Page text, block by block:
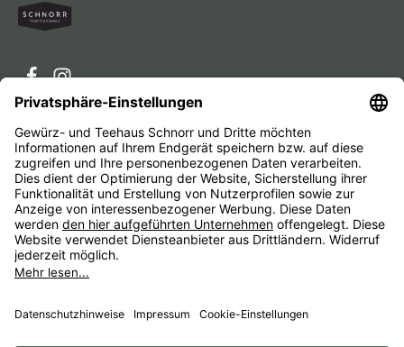
Service-Hotline
Service
Unternehmen
Alle Preise inkl. gesetzl. Mehrwertsteuer zzgl.
anders angegeben.